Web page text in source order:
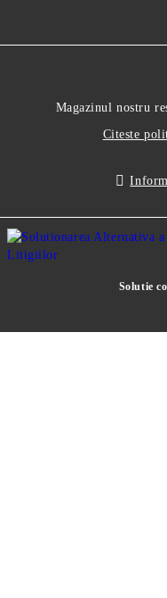
Magazinul nostru
Citeste
Solutie